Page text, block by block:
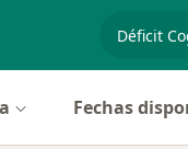
Fechas